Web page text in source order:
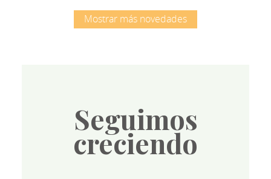
Mostrar más novedades
Seguimos
creciendo